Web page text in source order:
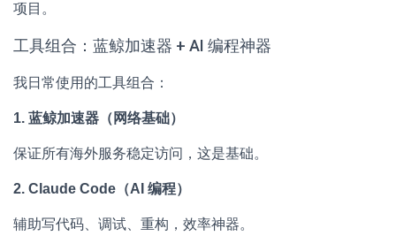
项目。
工具组合：蓝鲸加速器 + AI 编程神器
我日常使用的工具组合：
1. 蓝鲸加速器（网络基础）
保证所有海外服务稳定访问，这是基础。
2. Claude Code（AI 编程）
辅助写代码、调试、重构，效率神器。